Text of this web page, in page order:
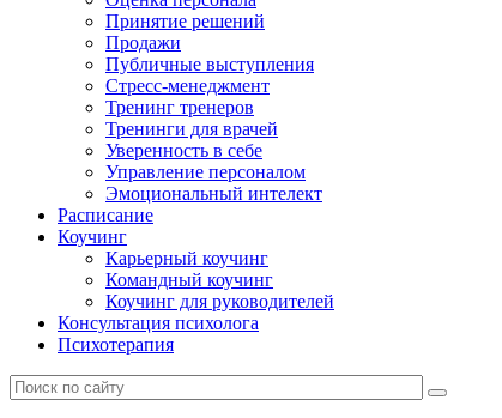
Принятие решений
Продажи
Публичные выступления
Стресс-менеджмент
Тренинг тренеров
Тренинги для врачей
Уверенность в себе
Управление персоналом
Эмоциональный интелект
Расписание
Коучинг
Карьерный коучинг
Командный коучинг
Коучинг для руководителей
Консультация психолога
Психотерапия